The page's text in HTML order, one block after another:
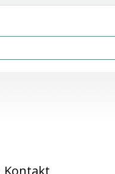
Kontakt